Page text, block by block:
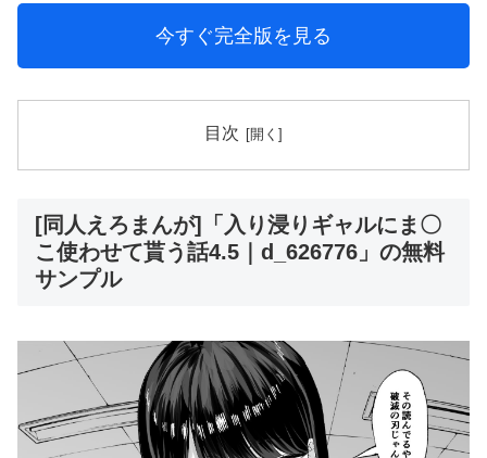
今すぐ完全版を見る
目次
[同人えろまんが]「入り浸りギャルにま〇
こ使わせて貰う話4.5｜d_626776」の無料
サンプル